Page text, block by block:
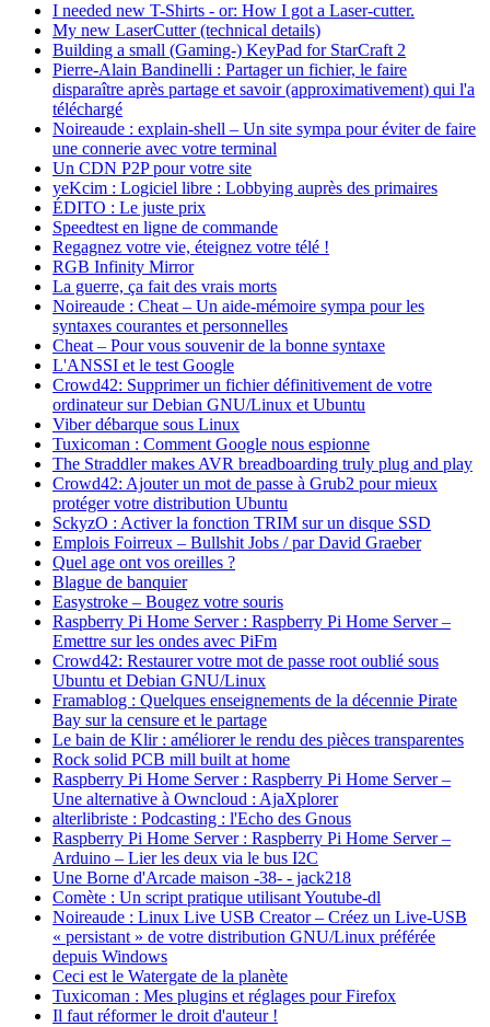
I needed new T-Shirts - or: How I got a Laser-cutter.
My new LaserCutter (technical details)
Building a small (Gaming-) KeyPad for StarCraft 2
Pierre-Alain Bandinelli : Partager un fichier, le faire
disparaître après partage et savoir (approximativement) qui l'a
téléchargé
Noireaude : explain-shell – Un site sympa pour éviter de faire
une connerie avec votre terminal
Un CDN P2P pour votre site
yeKcim : Logiciel libre : Lobbying auprès des primaires
ÉDITO : Le juste prix
Speedtest en ligne de commande
Regagnez votre vie, éteignez votre télé !
RGB Infinity Mirror
La guerre, ça fait des vrais morts
Noireaude : Cheat – Un aide-mémoire sympa pour les
syntaxes courantes et personnelles
Cheat – Pour vous souvenir de la bonne syntaxe
L'ANSSI et le test Google
Crowd42: Supprimer un fichier définitivement de votre
ordinateur sur Debian GNU/Linux et Ubuntu
Viber débarque sous Linux
Tuxicoman : Comment Google nous espionne
The Straddler makes AVR breadboarding truly plug and play
Crowd42: Ajouter un mot de passe à Grub2 pour mieux
protéger votre distribution Ubuntu
SckyzO : Activer la fonction TRIM sur un disque SSD
Emplois Foirreux – Bullshit Jobs / par David Graeber
Quel age ont vos oreilles ?
Blague de banquier
Easystroke – Bougez votre souris
Raspberry Pi Home Server : Raspberry Pi Home Server –
Emettre sur les ondes avec PiFm
Crowd42: Restaurer votre mot de passe root oublié sous
Ubuntu et Debian GNU/Linux
Framablog : Quelques enseignements de la décennie Pirate
Bay sur la censure et le partage
Le bain de Klir : améliorer le rendu des pièces transparentes
Rock solid PCB mill built at home
Raspberry Pi Home Server : Raspberry Pi Home Server –
Une alternative à Owncloud : AjaXplorer
alterlibriste : Podcasting : l'Echo des Gnous
Raspberry Pi Home Server : Raspberry Pi Home Server –
Arduino – Lier les deux via le bus I2C
Une Borne d'Arcade maison -38- - jack218
Comète : Un script pratique utilisant Youtube-dl
Noireaude : Linux Live USB Creator – Créez un Live-USB
« persistant » de votre distribution GNU/Linux préférée
depuis Windows
Ceci est le Watergate de la planète
Tuxicoman : Mes plugins et réglages pour Firefox
Il faut réformer le droit d'auteur !